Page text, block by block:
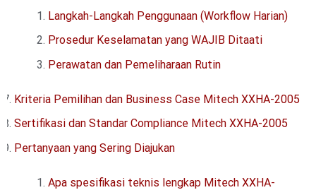
Langkah-Langkah Penggunaan (Workflow Harian)
Prosedur Keselamatan yang WAJIB Ditaati
Perawatan dan Pemeliharaan Rutin
Kriteria Pemilihan dan Business Case Mitech XXHA-2005
Sertifikasi dan Standar Compliance Mitech XXHA-2005
Pertanyaan yang Sering Diajukan
Apa spesifikasi teknis lengkap Mitech XXHA-